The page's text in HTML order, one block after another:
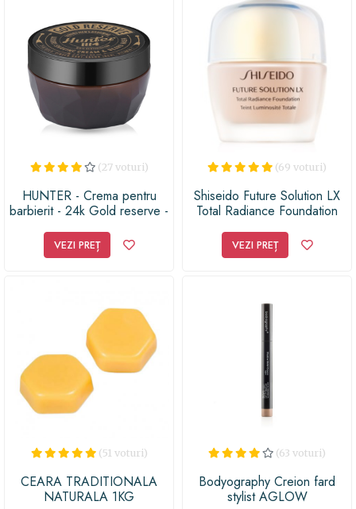
(27 voturi)
HUNTER - Crema pentru
barbierit - 24k Gold reserve -
VEZI PREȚ
(69 voturi)
Shiseido Future Solution LX
Total Radiance Foundation
SPF 15
VEZI PREȚ
(51 voturi)
CEARA TRADITIONALA
NATURALA 1KG
(63 voturi)
Bodyography Creion fard
stylist AGLOW